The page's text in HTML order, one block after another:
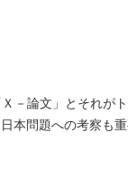
－論文」とそれが
本問題への考察も重